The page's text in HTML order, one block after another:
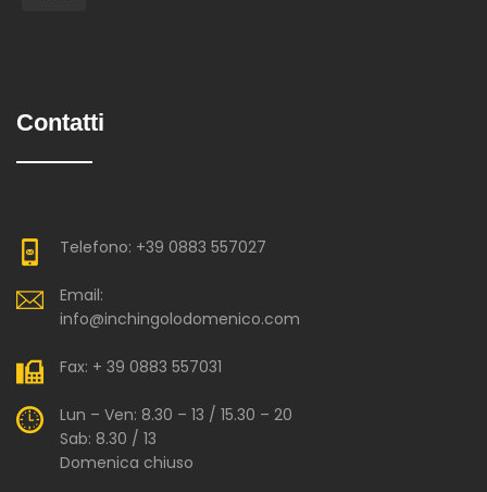
Contatti
Telefono: +39 0883 557027
Email:
info@inchingolodomenico.com
Fax: + 39 0883 557031
Lun – Ven: 8.30 – 13 / 15.30 – 20
Sab: 8.30 / 13
Domenica chiuso